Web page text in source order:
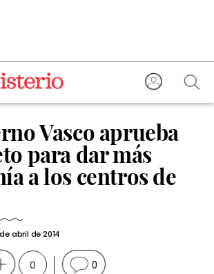
Vasco aprueba
para dar más
a los centros de
abril de 2014
0 0